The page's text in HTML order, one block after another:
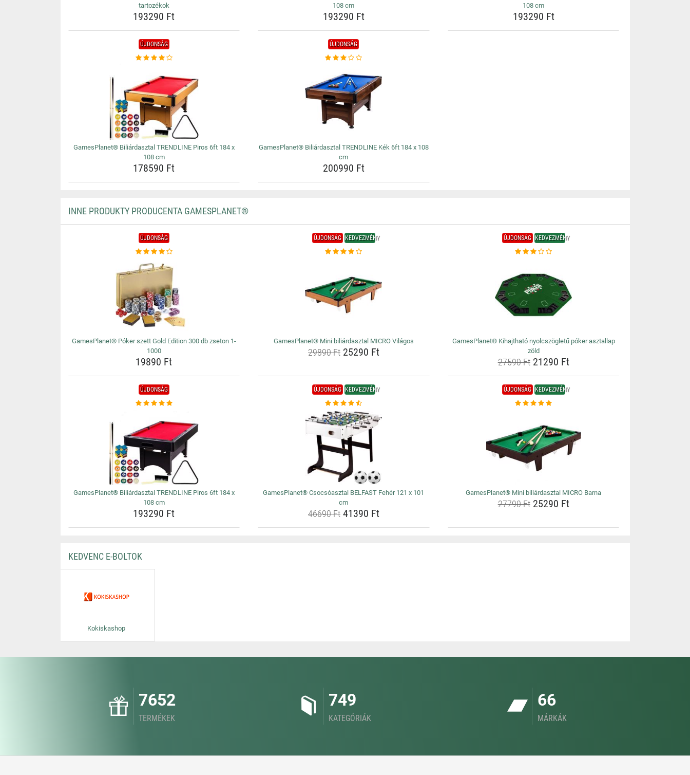
tartozékok
193290 Ft
108 cm
193290 Ft
108 cm
193290 Ft
ÚJDONSÁG
GamesPlanet® Biliárdasztal TRENDLINE Piros 6ft 184 x
108 cm
178590 Ft
ÚJDONSÁG
GamesPlanet® Biliárdasztal TRENDLINE Kék 6ft 184 x 108
cm
200990 Ft
INNE PRODUKTY PRODUCENTA GAMESPLANET®
ÚJDONSÁG
GamesPlanet® Póker szett Gold Edition 300 db zseton 1-
1000
19890 Ft
ÚJDONSÁG KEDVEZMÉNY
GamesPlanet® Mini biliárdasztal MICRO Világos
29890 Ft25290 Ft
ÚJDONSÁG KEDVEZMÉNY
GamesPlanet® Kihajtható nyolcszögletű póker asztallap
zöld
27590 Ft21290 Ft
ÚJDONSÁG
GamesPlanet® Biliárdasztal TRENDLINE Piros 6ft 184 x
108 cm
193290 Ft
ÚJDONSÁG KEDVEZMÉNY
GamesPlanet® Csocsóasztal BELFAST Fehér 121 x 101
cm
46690 Ft41390 Ft
ÚJDONSÁG KEDVEZMÉNY
GamesPlanet® Mini biliárdasztal MICRO Barna
27790 Ft25290 Ft
KEDVENC E-BOLTOK
Kokiskashop
7652
TERMÉKEK
749
KATEGÓRIÁK
66
MÁRKÁK